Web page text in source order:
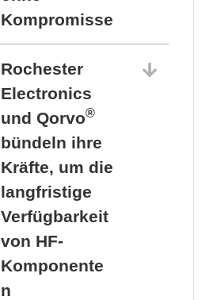
Kompromisse
Rochester
Electronics
und Qorvo®
bündeln ihre
Kräfte, um die
langfristige
Verfügbarkeit
von HF-
Komponente
n